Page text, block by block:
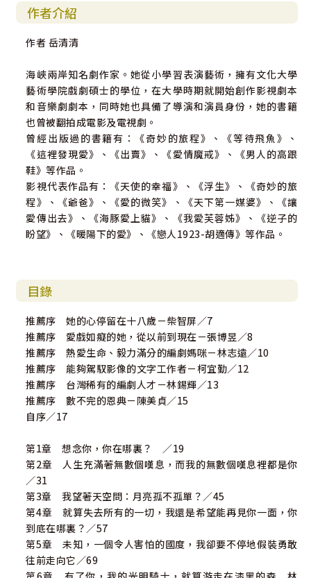
作者介紹
作者 岳清清
海峽兩岸知名劇作家。她從小學習表演藝術，擁有文化大學
藝術學院戲劇碩士的學位，在大學時期就開始創作影視劇本
和音樂劇劇本，同時她也具備了導演和演員身份，她的書籍
也曾被翻拍成電影及電視劇。
曾經出版過的書籍有：《奇妙的旅程》、《等待飛魚》、
《這裡發現愛》、《出賣》、《愛情魔戒》、《男人的高跟
鞋》等作品。
影視代表作品有：《天使的幸福》、《浮生》、《奇妙的旅
程》、《爺爸》、《愛的微笑》、《天下第一媒婆》、《讓
愛傳出去》、《海豚愛上貓》、《我愛芙蓉姊》、《逆子的
盼望》、《暖陽下的愛》、《戀人1923-胡適傳》等作品。
目錄
推薦序 她的心停留在十八歲－柴智屏／7
推薦序 愛戲如癡的她，從以前到現在－張博昱／8
推薦序 熱愛生命、毅力滿分的編劇媽咪－林志遠／10
推薦序 能夠駕馭影像的文字工作者－柯宜勤／12
推薦序 台灣稀有的編劇人才－林錫輝／13
推薦序 數不完的恩典－陳美貞／15
自序／17
第1章 想念你，你在哪裏？ ／19
第2章 人生充滿著無數個嘆息，而我的無數個嘆息裡都是你
／31
第3章 我望著天空問：月亮孤不孤單？／45
第4章 就算失去所有的一切，我還是希望能再見你一面，你
到底在哪裏？／57
第5章 未知，一個令人害怕的國度，我卻要不停地假裝勇敢
往前走向它／69